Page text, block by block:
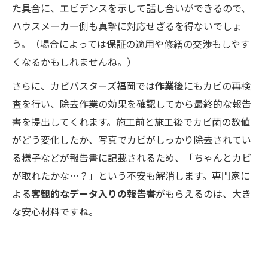
た具合に、エビデンスを示して話し合いができるので、
ハウスメーカー側も真摯に対応せざるを得ないでしょ
う。（場合によっては保証の適用や修繕の交渉もしやす
くなるかもしれませんね。）
さらに、カビバスターズ福岡では作業後にもカビの再検
査を行い、除去作業の効果を確認してから最終的な報告
書を提出してくれます。施工前と施工後でカビ菌の数値
がどう変化したか、写真でカビがしっかり除去されてい
る様子などが報告書に記載されるため、「ちゃんとカビ
が取れたかな…？」という不安も解消します。専門家に
よる客観的なデータ入りの報告書がもらえるのは、大き
な安心材料ですね。